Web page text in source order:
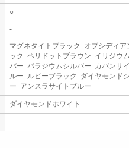
○
-
マグネタイトブラック オブシディア
ック ペリドットブラウン イリジウ
バー パラジウムシルバー カバンサ
ルー ルビーブラック ダイヤモンド
ー アンスラサイトブルー
ダイヤモンドホワイト
-